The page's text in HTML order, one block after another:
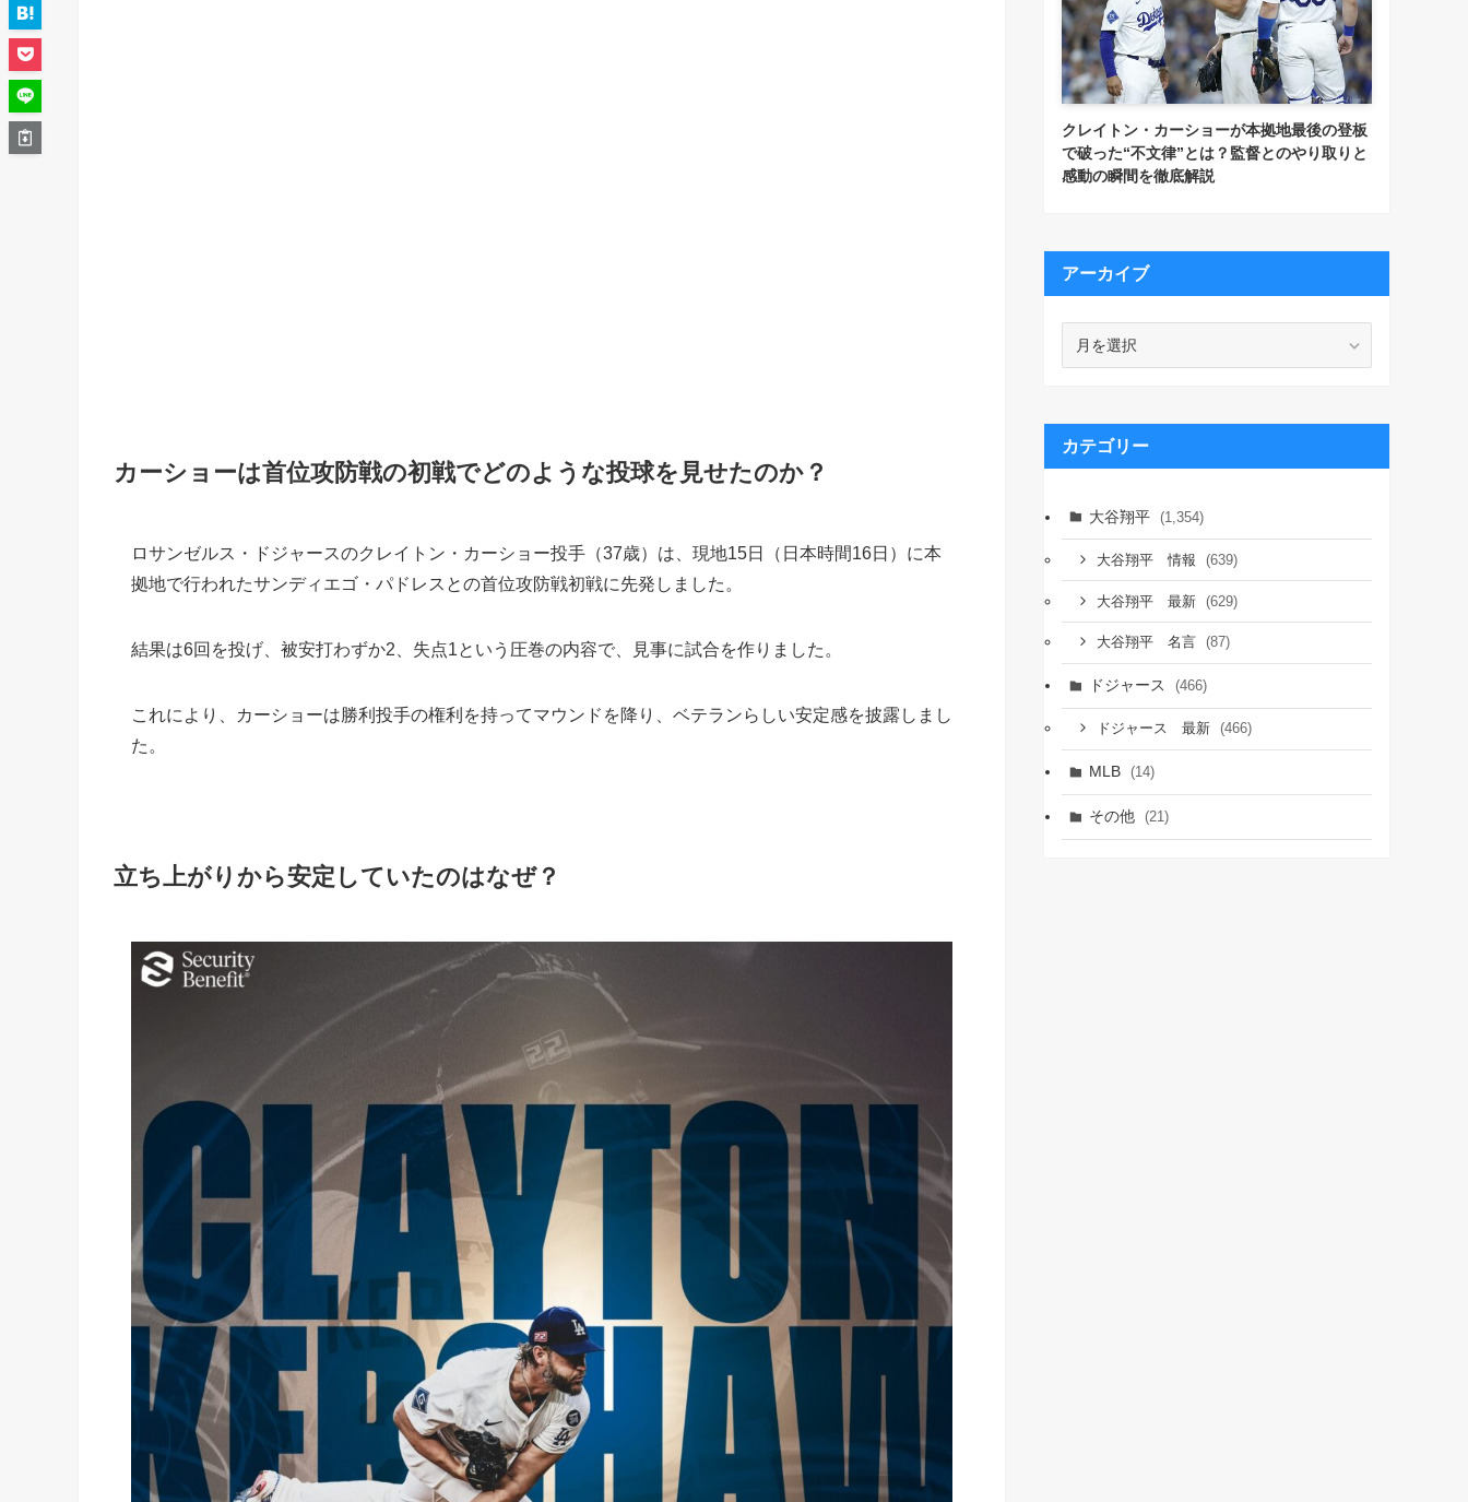
カーショーは首位攻防戦の初戦でどのような投球を見せたのか？
ロサンゼルス・ドジャースのクレイトン・カーショー投手（37歳）は、現地15日（日本時間16日）に本
拠地で行われたサンディエゴ・パドレスとの首位攻防戦初戦に先発しました。
結果は6回を投げ、被安打わずか2、失点1という圧巻の内容で、見事に試合を作りました。
これにより、カーショーは勝利投手の権利を持ってマウンドを降り、ベテランらしい安定感を披露しまし
た。
立ち上がりから安定していたのはなぜ？
クレイトン・カーショーが本拠地最後の登板
で破った“不文律”とは？監督とのやり取りと
感動の瞬間を徹底解説
アーカイブ
ブ
カテゴリー
大谷翔平 (1,354)
大谷翔平 情報 (639)
大谷翔平 最新 (629)
大谷翔平 名言 (87)
ドジャース (466)
ドジャース 最新 (466)
MLB (14)
その他 (21)